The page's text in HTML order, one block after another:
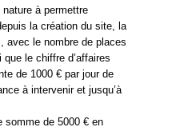
à permettre
la création du site, la
avec le nombre de places
le chiffre d’affaires
de 1000 € par jour de
à intervenir et jusqu’à
somme de 5000 € en